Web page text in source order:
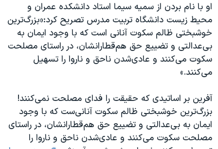
او با نام بردن از سمیه سیما استاد دانشکده عمران و
محیط زیست دانشگاه تربیت مدرس تصریح کرد:«بزرگ‌ترین
خوشبختی ظالم سکوت آنانی‌ است که با وجود ایمان به
بی‌عدالتی و تضییع حق هم‌قطارانشان، در راستای مصلحت
سکوت می‌کنند و عادی‌‌شدن ناحق و ناروا را تسهیل
می‌کنند.»
آفرین بر اساتیدی که حقیقت را فدای مصلحت نمی‌کنند!
بزرگ‌ترین خوشبختی ظالم سکوت آنانی‌ست که با وجود
ایمان به بی‌عدالتی و تضییع حق هم‌قطارانشان، در راستای
مصلحت سکوت می‌کنند و عادی‌‌شدن ناحق و ناروا را